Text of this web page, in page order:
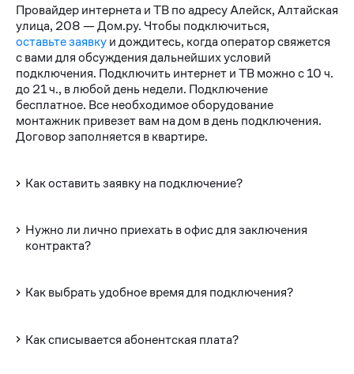
Провайдер интернета и ТВ по адресу Алейск, Алтайская
улица, 208 — Дом.ру. Чтобы подключиться,
оставьте заявкуи дождитесь, когда оператор свяжется
с вами для обсуждения дальнейших условий
подключения. Подключить интернет и ТВ можно с 10 ч.
до 21 ч., в любой день недели. Подключение
бесплатное. Все необходимое оборудование
монтажник привезет вам на дом в день подключения.
Договор заполняется в квартире.
Как оставить заявку на подключение?
Нужно ли лично приехать в офис для заключения
контракта?
Как выбрать удобное время для подключения?
Как списывается абонентская плата?